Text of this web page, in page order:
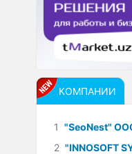
КОМПАНИИ
1 "SeoNest"
2 "INNOSOFT